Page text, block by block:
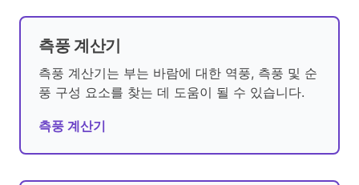
측풍 계산기
측풍 계산기는 부는 바람에 대한 역풍, 측풍 및 순
풍 구성 요소를 찾는 데 도움이 될 수 있습니다.
측풍 계산기